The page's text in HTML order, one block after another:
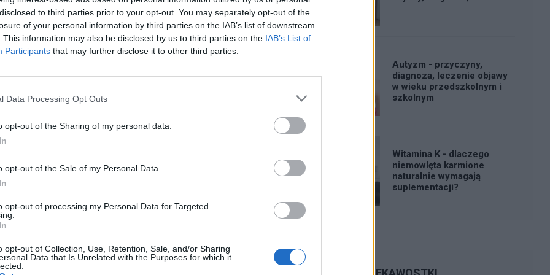
to third parties prior to your opt-out. You may separately opt-out of the
of your personal information by third parties on the IAB’s list of downstream
This information may also be disclosed by us to third parties on the IAB’s List of
Participants that may further disclose it to other third parties.
Data Processing Opt Outs
opt-out of the Sharing of my personal data.
opt-out of the Sale of my Personal Data.
opt-out of processing my Personal Data for Targeted
opt-out of Collection, Use, Retention, Sale, and/or Sharing
Data that Is Unrelated with the Purposes for which it
z pediatrą i czekamy na inf ale może ktoś z Was
kontrolą fizjo ze względu na wzmożone napięcie
że wszystko ok i nie widzi niczego co
ma 3 tygodnie. Na pleśniawki w buzi. Tylko jak mam
owsice. Obecnie mam cieżki okres. Błagam, to
mnie neka. Odstawilam slodycze, żre kwaśne,
ale ja sie poplacze. Nie chce mówic rodzicom
pozbyc, ale jestem przerazona, Bo czytajac
cholerstwem na zawsze, bo co jesli wystarczy tylko
robactwo. Nikt inny z domownikow nie wydaje sie tego
soe smiali ze aaa robale w dupie. Boze, naprawde,
z moim cialem, mam paranoje, halucynacje od czasu
Jak tylko mysle o owsikach to mam brutalne mysli
u swoich dzieci? Słyszałam, że bardzo pomagają
Autyzm - przyczyny,
diagnoza, leczenie objawy
w wieku przedszkolnym i
szkolnym
Witamina K - dlaczego
niemowlęta karmione
naturalnie wymagają
suplementacji?